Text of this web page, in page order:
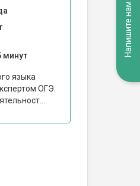
минут
языка
ОГЭ.
Напишите нам